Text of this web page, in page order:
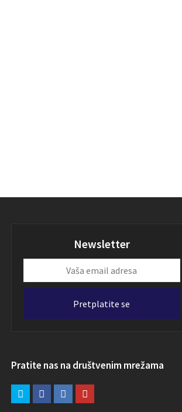
Newsletter
email
Pretplatite se
Pratite nas na društvenim mrežama